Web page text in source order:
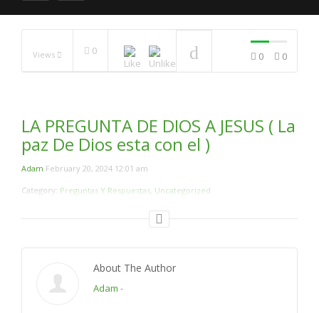
Es Verdad Que Todas
mismo ?
Views 0 0 0
LA PREGUNTA DE DIOS A JESUS ( La
paz De Dios esta con el )
Adam February 20, 2024 12:01 am
Category: Preguntas Y Respuestas Uncategorized
About The Author
Adam -